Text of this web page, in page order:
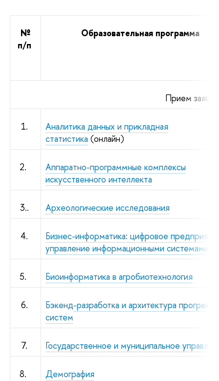
№
п/п
Образовательная программа
Прием
1.
Аналитика данных и прикладная
статистика (онлайн)
2.
Аппаратно-программные комплексы
искусственного интеллекта
3.. Археологические исследования
4.
Бизнес-информатика: цифровое
управление информационными системами
5. Биоинформатика в агробиотехнология
6.
Бэкенд-разработка и архитектура
систем
7. Государственное и муниципальное
8. Демография